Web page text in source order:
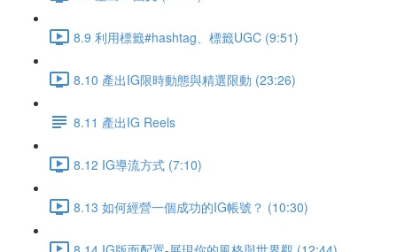
8.9 利用標籤#hashtag、標籤UGC (9:51)
8.10 產出IG限時動態與精選限動 (23:26)
8.11 產出IG Reels
8.12 IG導流方式 (7:10)
8.13 如何經營一個成功的IG帳號？ (10:30)